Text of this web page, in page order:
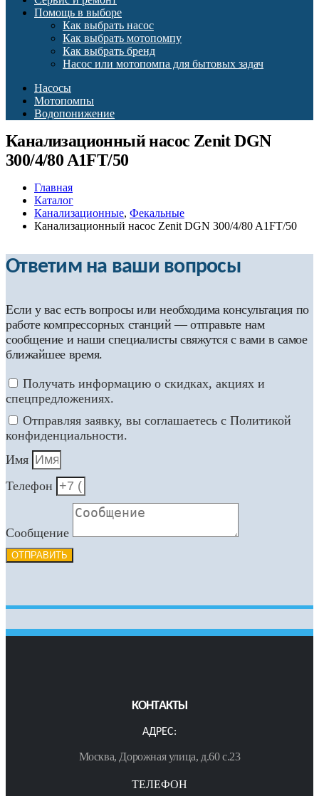
Помощь в выборе
Как выбрать насос
Как выбрать мотопомпу
Как выбрать бренд
Насос или мотопомпа для бытовых задач
Насосы
Мотопомпы
Водопонижение
Канализационный насос Zenit DGN
300/4/80 A1FT/50
Главная
Каталог
Канализационные, Фекальные
Канализационный насос Zenit DGN 300/4/80 A1FT/50
Ответим на ваши вопросы
Если у вас есть вопросы или необходима консультация по
работе компрессорных станций — отправьте нам
сообщение и наши специалисты свяжутся с вами в самое
ближайшее время.
Получать информацию о скидках, акциях и
спецпредложениях.
Отправляя заявку, вы соглашаетесь с Политикой
конфиденциальности.
Имя
Телефон
Сообщение
ОТПРАВИТЬ
КОНТАКТЫ
АДРЕС:
Москва, Дорожная улица, д.60 с.23
ТЕЛЕФОН